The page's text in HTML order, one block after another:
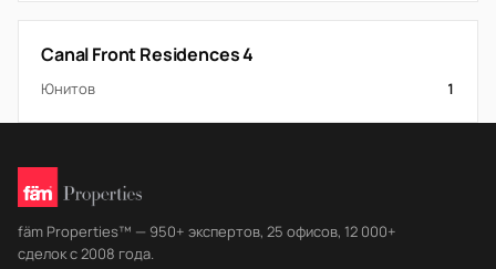
Canal Front Residences 4
Юнитов 1
fäm Properties™ — 950+ экспертов, 25 офисов, 12 000+
сделок с 2008 года.